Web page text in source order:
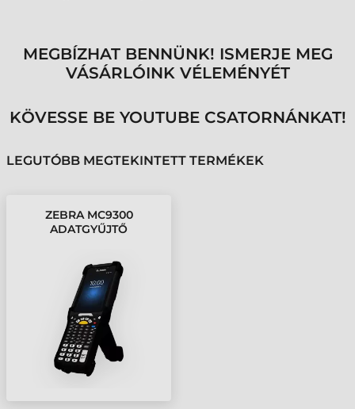
MEGBÍZHAT BENNÜNK! ISMERJE MEG
VÁSÁRLÓINK VÉLEMÉNYÉT
KÖVESSE BE YOUTUBE CSATORNÁNKAT!
LEGUTÓBB MEGTEKINTETT TERMÉKEK
ZEBRA MC9300
ADATGYŰJTŐ